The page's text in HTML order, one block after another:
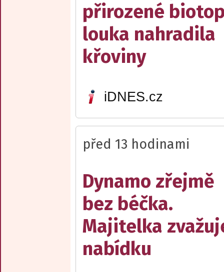
přirozené
louka nahradila
křoviny
iDNES.cz
před 13 hodinami
Dynamo zřejmě
bez béčka.
Majitelka
nabídku